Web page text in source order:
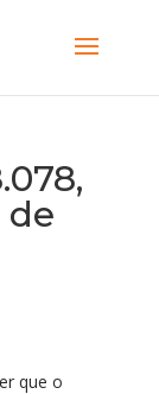
de
que o